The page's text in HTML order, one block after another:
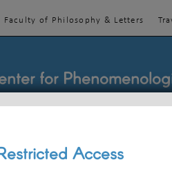
Faculty of Philosophy & Letters
for
Access